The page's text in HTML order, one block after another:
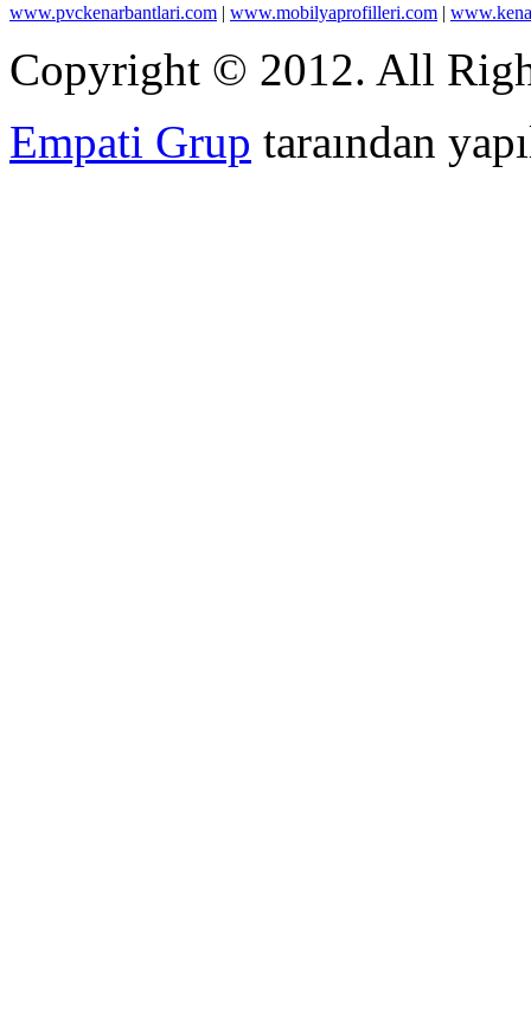
www.pvckenarbantlari.com | www.mobilyaprofilleri.com |
Copyright © 2012. All
Empati Grup taraından